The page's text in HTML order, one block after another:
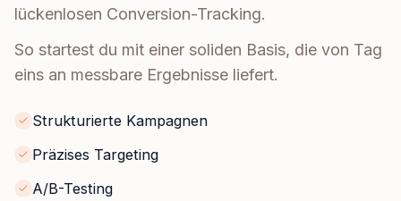
lückenlosen Conversion-Tracking.
So startest du mit einer soliden Basis, die von Tag
eins an messbare Ergebnisse liefert.
Strukturierte Kampagnen
Präzises Targeting
A/B-Testing